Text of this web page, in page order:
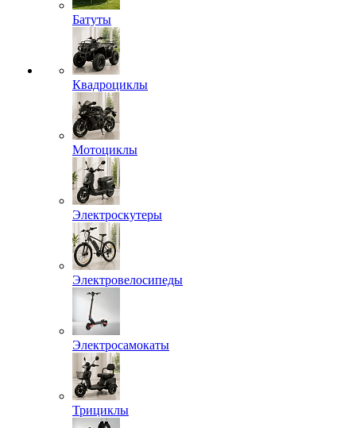
Батуты
Квадроциклы
Мотоциклы
Электроскутеры
Электровелосипеды
Электросамокаты
Трициклы